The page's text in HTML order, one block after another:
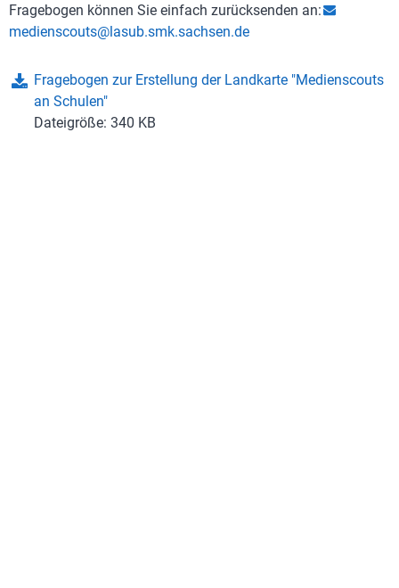
Fragebogen können Sie einfach zurücksenden an:
medienscouts@lasub.smk.sachsen.de
Fragebogen zur Erstellung der Landkarte "Medienscouts
an Schulen"
Dateigröße: 340 KB